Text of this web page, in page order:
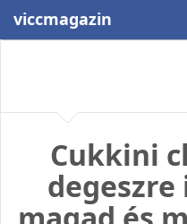
viccmagazin
Cukkini